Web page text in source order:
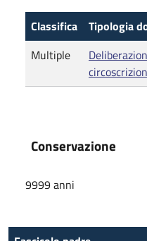
Classifica
Tipologia
Multiple
Conservazione
9999 anni